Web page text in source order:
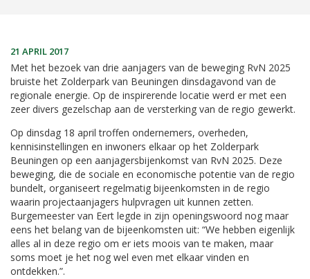
21 APRIL 2017
Met het bezoek van drie aanjagers van de beweging RvN 2025
bruiste het Zolderpark van Beuningen dinsdagavond van de
regionale energie. Op de inspirerende locatie werd er met een
zeer divers gezelschap aan de versterking van de regio gewerkt.
Op dinsdag 18 april troffen ondernemers, overheden,
kennisinstellingen en inwoners elkaar op het Zolderpark
Beuningen op een aanjagersbijenkomst van RvN 2025. Deze
beweging, die de sociale en economische potentie van de regio
bundelt, organiseert regelmatig bijeenkomsten in de regio
waarin projectaanjagers hulpvragen uit kunnen zetten.
Burgemeester van Eert legde in zijn openingswoord nog maar
eens het belang van de bijeenkomsten uit: “We hebben eigenlijk
alles al in deze regio om er iets moois van te maken, maar
soms moet je het nog wel even met elkaar vinden en
ontdekken.”.